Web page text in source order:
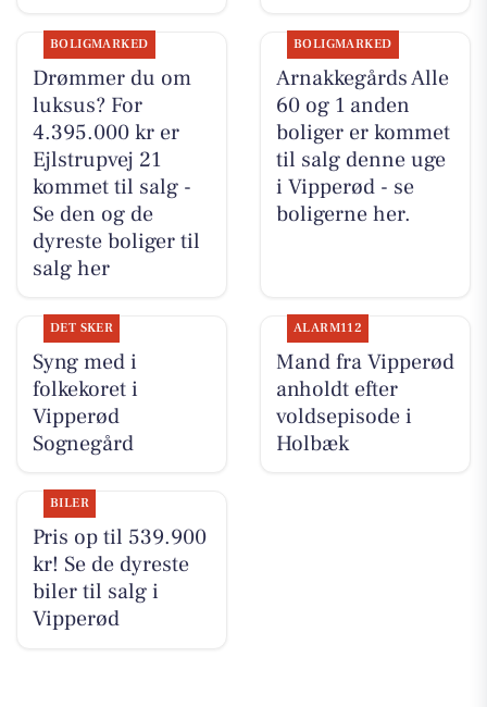
BOLIGMARKED
Drømmer du om
luksus? For
4.395.000 kr er
Ejlstrupvej 21
kommet til salg -
Se den og de
dyreste boliger til
salg her
BOLIGMARKED
Arnakkegårds Alle
60 og 1 anden
boliger er kommet
til salg denne uge
i Vipperød - se
boligerne her.
DET SKER
Syng med i
folkekoret i
Vipperød
Sognegård
ALARM112
Mand fra Vipperød
anholdt efter
voldsepisode i
Holbæk
BILER
Pris op til 539.900
kr! Se de dyreste
biler til salg i
Vipperød